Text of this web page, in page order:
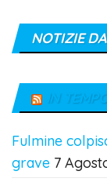
NOTIZIE
IN
Fulmine
grave 7